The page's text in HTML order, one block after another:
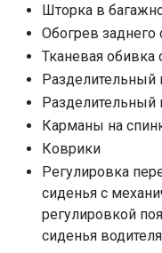
Шторка в
Обогрев заднего
Тканевая обивка
Разделительный
Разделительный
Карманы на
Коврики
Регулировка
сиденья с
регулировкой
сиденья водителя